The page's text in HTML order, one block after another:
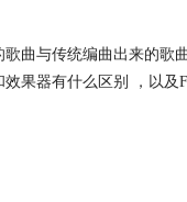
曲与传统编曲出来的歌
果器有什么区别 ，以及